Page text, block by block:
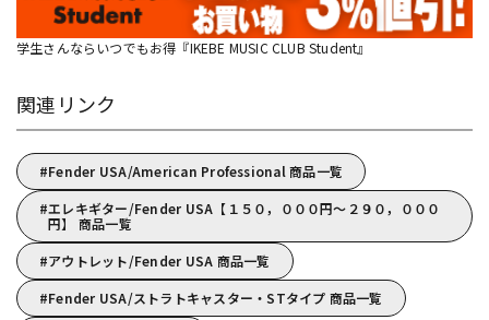
学生さんならいつでもお得『IKEBE MUSIC CLUB Student』
関連リンク
Fender USA/American Professional 商品一覧
エレキギター/Fender USA【１５０，０００円～２９０，０００
円】 商品一覧
アウトレット/Fender USA 商品一覧
Fender USA/ストラトキャスター・STタイプ 商品一覧